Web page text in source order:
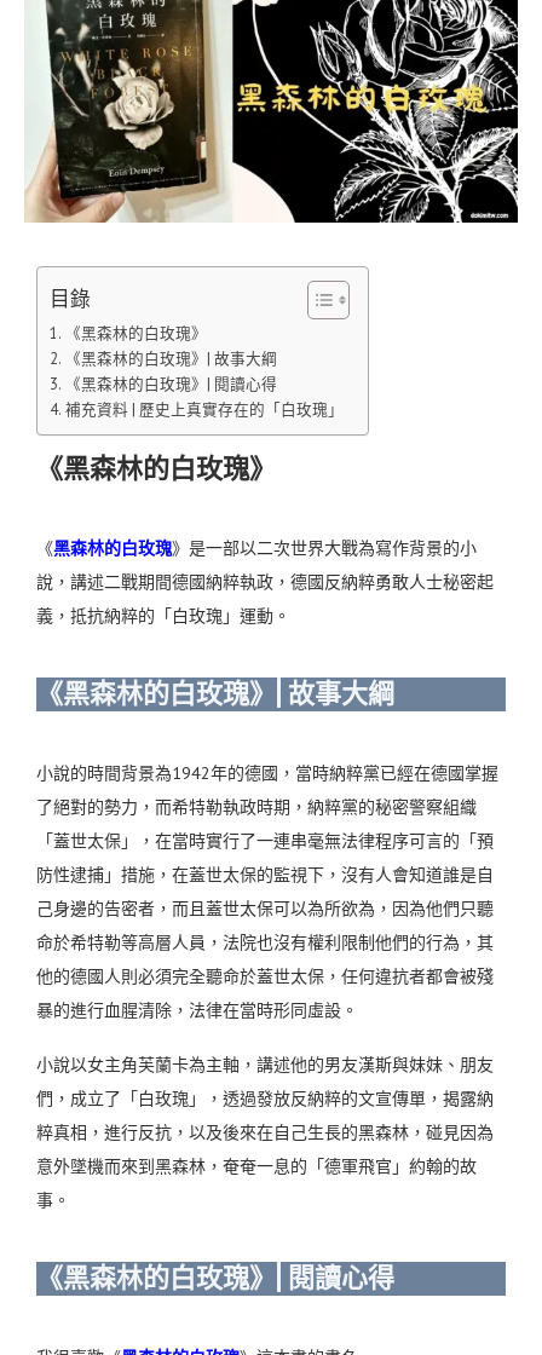
目錄
《黑森林的白玫瑰》
《黑森林的白玫瑰》| 故事大綱
《黑森林的白玫瑰》| 閱讀心得
補充資料 | 歷史上真實存在的「白玫瑰」
《黑森林的白玫瑰》
《黑森林的白玫瑰》是一部以二次世界大戰為寫作背景的小
說，講述二戰期間德國納粹執政，德國反納粹勇敢人士秘密起
義，抵抗納粹的「白玫瑰」運動。
《黑森林的白玫瑰》| 故事大綱
小說的時間背景為1942年的德國，當時納粹黨已經在德國掌握
了絕對的勢力，而希特勒執政時期，納粹黨的秘密警察組織
「蓋世太保」，在當時實行了一連串毫無法律程序可言的「預
防性逮捕」措施，在蓋世太保的監視下，沒有人會知道誰是自
己身邊的告密者，而且蓋世太保可以為所欲為，因為他們只聽
命於希特勒等高層人員，法院也沒有權利限制他們的行為，其
他的德國人則必須完全聽命於蓋世太保，任何違抗者都會被殘
暴的進行血腥清除，法律在當時形同虛設。
小說以女主角芙蘭卡為主軸，講述他的男友漢斯與妹妹、朋友
們，成立了「白玫瑰」，透過發放反納粹的文宣傳單，揭露納
粹真相，進行反抗，以及後來在自己生長的黑森林，碰見因為
意外墜機而來到黑森林，奄奄一息的「德軍飛官」約翰的故
事。
《黑森林的白玫瑰》| 閱讀心得